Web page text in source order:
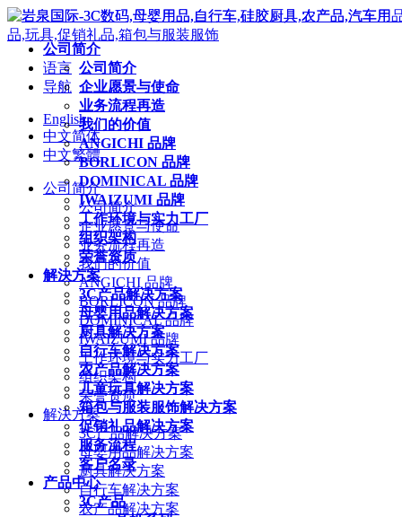
公司简介
公司简介
企业愿景与使命
业务流程再造
我们的价值
ANGICHI 品牌
BORLICON 品牌
DOMINICAL 品牌
IWAIZUMI 品牌
工作环境与实力工厂
组织架构
荣誉资质
解決方案
3C产品解决方案
母婴用品解决方案
厨具解决方案
自行车解决方案
农产品解决方案
儿童玩具解决方案
箱包与服装服饰解决方案
促销礼品解决方案
服务流程
客户名录
产品中心
3C产品
语言
导航
English
中文简体
中文繁體
公司简介
公司简介
企业愿景与使命
业务流程再造
我们的价值
ANGICHI 品牌
BORLICON 品牌
DOMINICAL 品牌
IWAIZUMI 品牌
工作环境与实力工厂
组织架构
荣誉资质
解決方案
3C产品解决方案
母婴用品解决方案
厨具解决方案
自行车解决方案
农产品解决方案